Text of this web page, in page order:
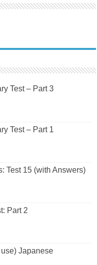
Test – Part 3
Test – Part 1
Test 15 (with Answers)
Part 2
Japanese